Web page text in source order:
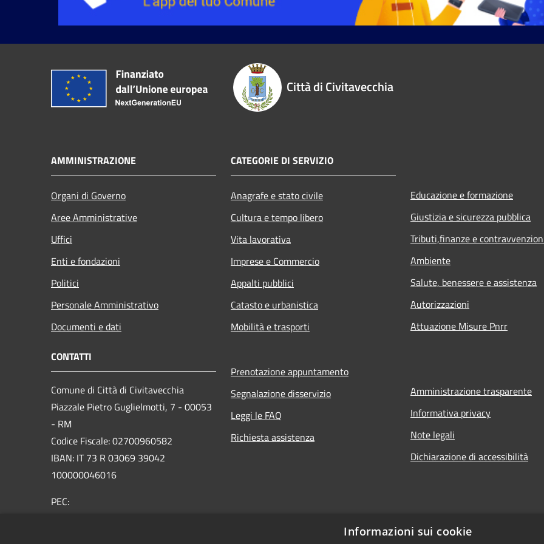
Città di Civitavecchia
AMMINISTRAZIONE
Organi di Governo
Aree Amministrative
Uffici
Enti e fondazioni
Politici
Personale Amministrativo
Documenti e dati
CATEGORIE DI SERVIZIO
Anagrafe e stato civile
Cultura e tempo libero
Vita lavorativa
Imprese e Commercio
Appalti pubblici
Catasto e urbanistica
Mobilità e trasporti
Educazione e formazione
Giustizia e sicurezza pubblica
Tributi,finanze e
Ambiente
Salute, benessere e assistenza
Autorizzazioni
Attuazione Misure Pnrr
CONTATTI
Comune di Città di Civitavecchia
Piazzale Pietro Guglielmotti, 7 - 00053
- RM
Codice Fiscale: 02700960582
IBAN: IT 73 R 03069 39042
100000046016
PEC:
Prenotazione appuntamento
Segnalazione disservizio
Leggi le FAQ
Richiesta assistenza
Amministrazione trasparente
Informativa privacy
Note legali
Dichiarazione di accessibilità
Informazioni sui cookie